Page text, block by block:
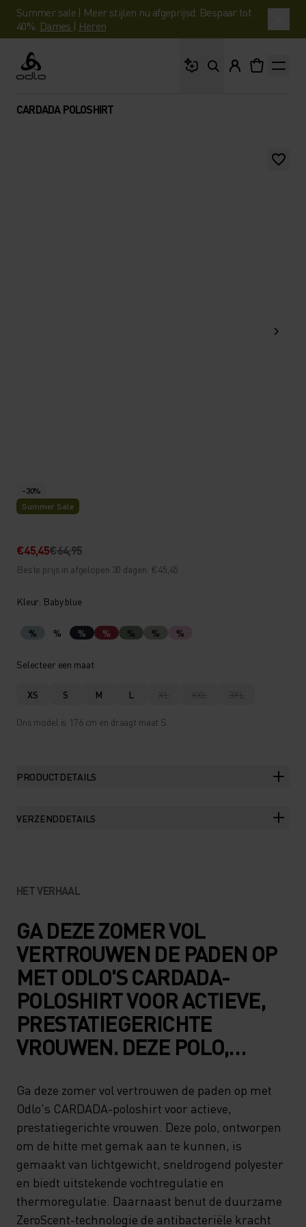
Summer sale | Meer stijlen nu afgeprijsd. Bespaar tot
40%. Dames | Heren
Odlo
CARDADA POLOSHIRT
-30%
Summer Sale
€45,45€64,95
Beste prijs in afgelopen 30 dagen: €45,45
Kleur: Baby blue
% % % % % % %
Selecteer een maat
XS S M L XL XXL 3XL
Ons model is 176 cm en draagt maat S.
PRODUCTDETAILS
VERZENDDETAILS
HET VERHAAL
GA DEZE ZOMER VOL
VERTROUWEN DE PADEN OP
MET ODLO'S CARDADA-
POLOSHIRT VOOR ACTIEVE,
PRESTATIEGERICHTE
VROUWEN. DEZE POLO,
MET GEMAK AAN TE
KUNNEN, IS GEMAAKT VAN
LICHTGEWICHT,
SNELDROGEND POLYESTER
EN BIEDT UITSTEKENDE
VOCHTREGULATIE EN
Ga deze zomer vol vertrouwen de paden op met
Odlo's CARDADA-poloshirt voor actieve,
prestatiegerichte vrouwen. Deze polo, ontworpen
om de hitte met gemak aan te kunnen, is
gemaakt van lichtgewicht, sneldrogend polyester
en biedt uitstekende vochtregulatie en
thermoregulatie. Daarnaast benut de duurzame
ZeroScent-technologie de antibacteriële kracht